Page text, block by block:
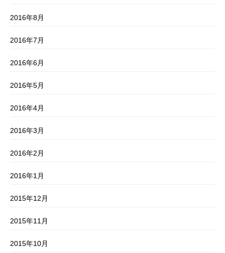
2016年8月
2016年7月
2016年6月
2016年5月
2016年4月
2016年3月
2016年2月
2016年1月
2015年12月
2015年11月
2015年10月